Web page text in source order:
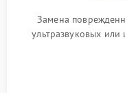
Замена
ультразвуковых
геометрии
неисправного блока